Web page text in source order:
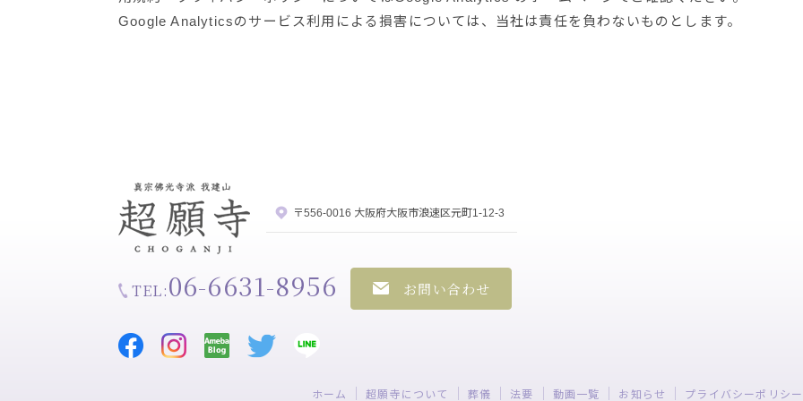
Google Analyticsのサービス利用による損害については、当社は責任を負わないものとします。
〒556-0016 大阪府大阪市浪速区元町1-12-3
TEL:06-6631-8956 お問い合わせ
ホーム 超願寺について 葬儀 法要 動画一覧 お知らせ プライバシーポリシー